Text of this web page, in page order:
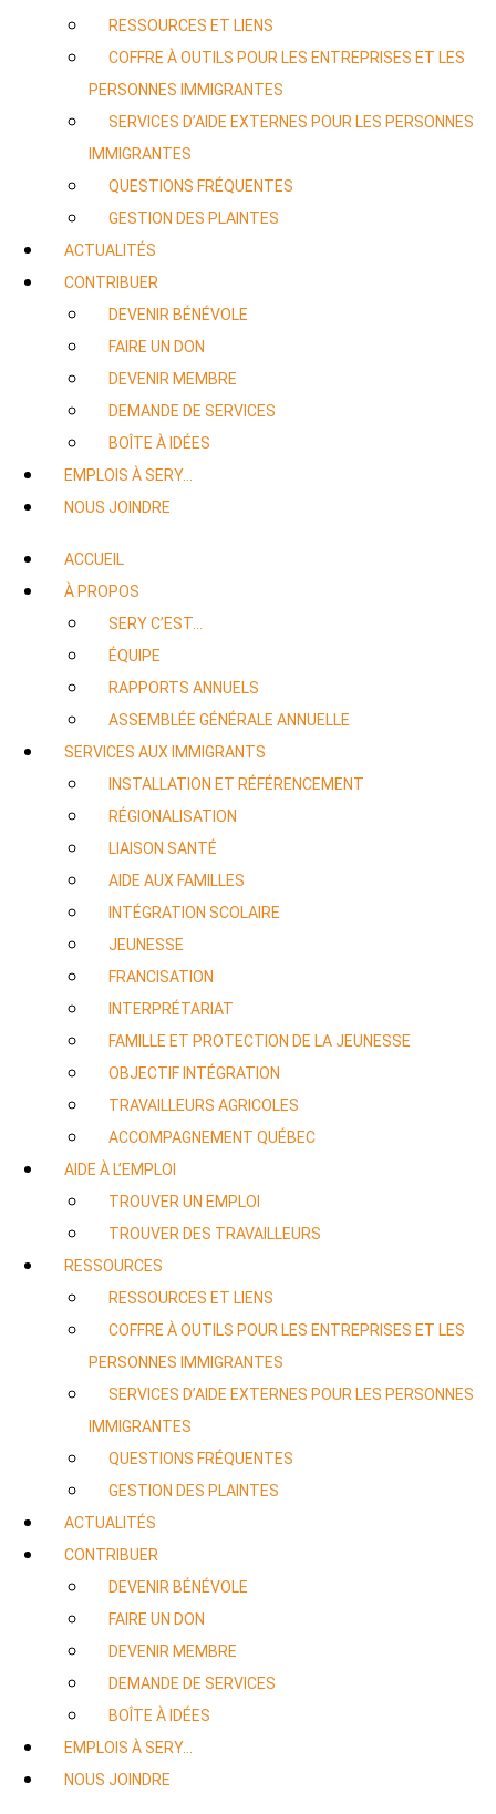
RESSOURCES ET LIENS
COFFRE À OUTILS POUR LES ENTREPRISES ET LES
PERSONNES IMMIGRANTES
SERVICES D’AIDE EXTERNES POUR LES PERSONNES
IMMIGRANTES
QUESTIONS FRÉQUENTES
GESTION DES PLAINTES
ACTUALITÉS
CONTRIBUER
DEVENIR BÉNÉVOLE
FAIRE UN DON
DEVENIR MEMBRE
DEMANDE DE SERVICES
BOÎTE À IDÉES
EMPLOIS À SERY…
NOUS JOINDRE
ACCUEIL
À PROPOS
SERY C’EST…
ÉQUIPE
RAPPORTS ANNUELS
ASSEMBLÉE GÉNÉRALE ANNUELLE
SERVICES AUX IMMIGRANTS
INSTALLATION ET RÉFÉRENCEMENT
RÉGIONALISATION
LIAISON SANTÉ
AIDE AUX FAMILLES
INTÉGRATION SCOLAIRE
JEUNESSE
FRANCISATION
INTERPRÉTARIAT
FAMILLE ET PROTECTION DE LA JEUNESSE
OBJECTIF INTÉGRATION
TRAVAILLEURS AGRICOLES
ACCOMPAGNEMENT QUÉBEC
AIDE À L’EMPLOI
TROUVER UN EMPLOI
TROUVER DES TRAVAILLEURS
RESSOURCES
RESSOURCES ET LIENS
COFFRE À OUTILS POUR LES ENTREPRISES ET LES
PERSONNES IMMIGRANTES
SERVICES D’AIDE EXTERNES POUR LES PERSONNES
IMMIGRANTES
QUESTIONS FRÉQUENTES
GESTION DES PLAINTES
ACTUALITÉS
CONTRIBUER
DEVENIR BÉNÉVOLE
FAIRE UN DON
DEVENIR MEMBRE
DEMANDE DE SERVICES
BOÎTE À IDÉES
EMPLOIS À SERY…
NOUS JOINDRE